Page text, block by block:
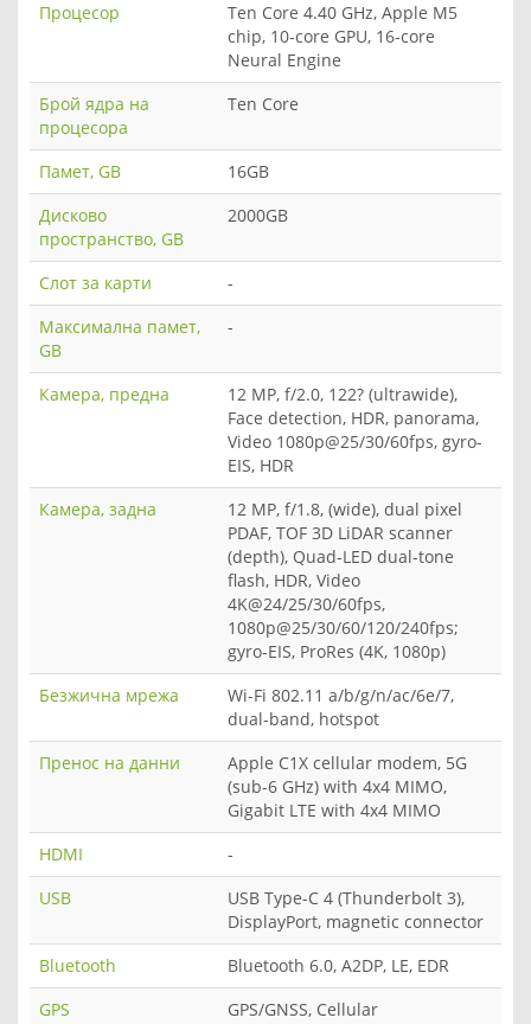
Процесор
Ten Core 4.40 GHz, Apple M5
chip, 10-core GPU, 16-core
Neural Engine
Брой ядра на
процесора
Ten Core
Памет, GB
16GB
Дисково
пространство, GB
2000GB
Слот за карти
-
Максимална памет,
GB
-
Камера, предна
12 MP, f/2.0, 122? (ultrawide),
Face detection, HDR, panorama,
Video 1080p@25/30/60fps, gyro-
EIS, HDR
Камера, задна
12 MP, f/1.8, (wide), dual pixel
PDAF, TOF 3D LiDAR scanner
(depth), Quad-LED dual-tone
flash, HDR, Video
4K@24/25/30/60fps,
1080p@25/30/60/120/240fps;
gyro-EIS, ProRes (4K, 1080p)
Безжична мрежа
Wi-Fi 802.11 a/b/g/n/ac/6e/7,
dual-band, hotspot
Пренос на данни
Apple C1X cellular modem, 5G
(sub-6 GHz) with 4x4 MIMO,
Gigabit LTE with 4x4 MIMO
HDMI
-
USB
USB Type-C 4 (Thunderbolt 3),
DisplayPort, magnetic connector
Bluetooth
Bluetooth 6.0, A2DP, LE, EDR
GPS
GPS/GNSS, Cellular